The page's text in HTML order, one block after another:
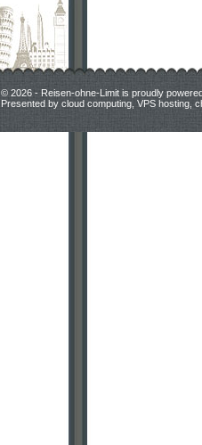
© 2026 - Reisen-ohne-Limit is proudly
Presented by cloud computing VPS hosting